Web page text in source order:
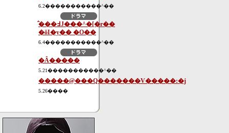
6.2�����������^��
�̂��߃J���^�[�r��
�ŏI�y�� �O��
6.4�����������^��
�Ȃ�����
5.21�����������^��
�����@���Q�������V�����:�j
5.26����